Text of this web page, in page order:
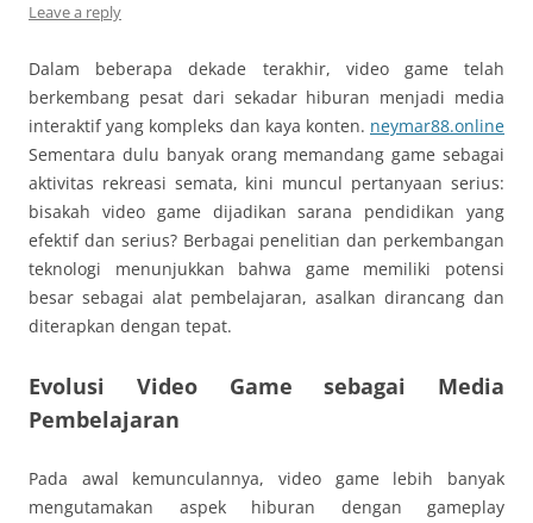
Leave a reply
Dalam beberapa dekade terakhir, video game telah
berkembang pesat dari sekadar hiburan menjadi media
interaktif yang kompleks dan kaya konten. neymar88.online
Sementara dulu banyak orang memandang game sebagai
aktivitas rekreasi semata, kini muncul pertanyaan serius:
bisakah video game dijadikan sarana pendidikan yang
efektif dan serius? Berbagai penelitian dan perkembangan
teknologi menunjukkan bahwa game memiliki potensi
besar sebagai alat pembelajaran, asalkan dirancang dan
diterapkan dengan tepat.
Evolusi Video Game sebagai Media
Pembelajaran
Pada awal kemunculannya, video game lebih banyak
mengutamakan aspek hiburan dengan gameplay